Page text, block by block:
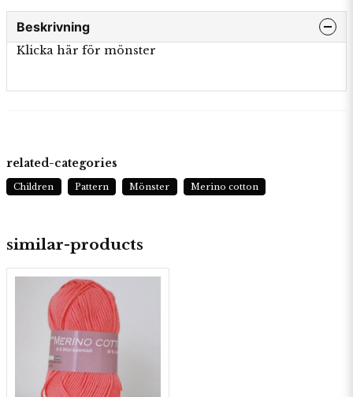
Beskrivning
Klicka här för mönster
similar-products
related-categories
Children Pattern Mönster Merino cotton